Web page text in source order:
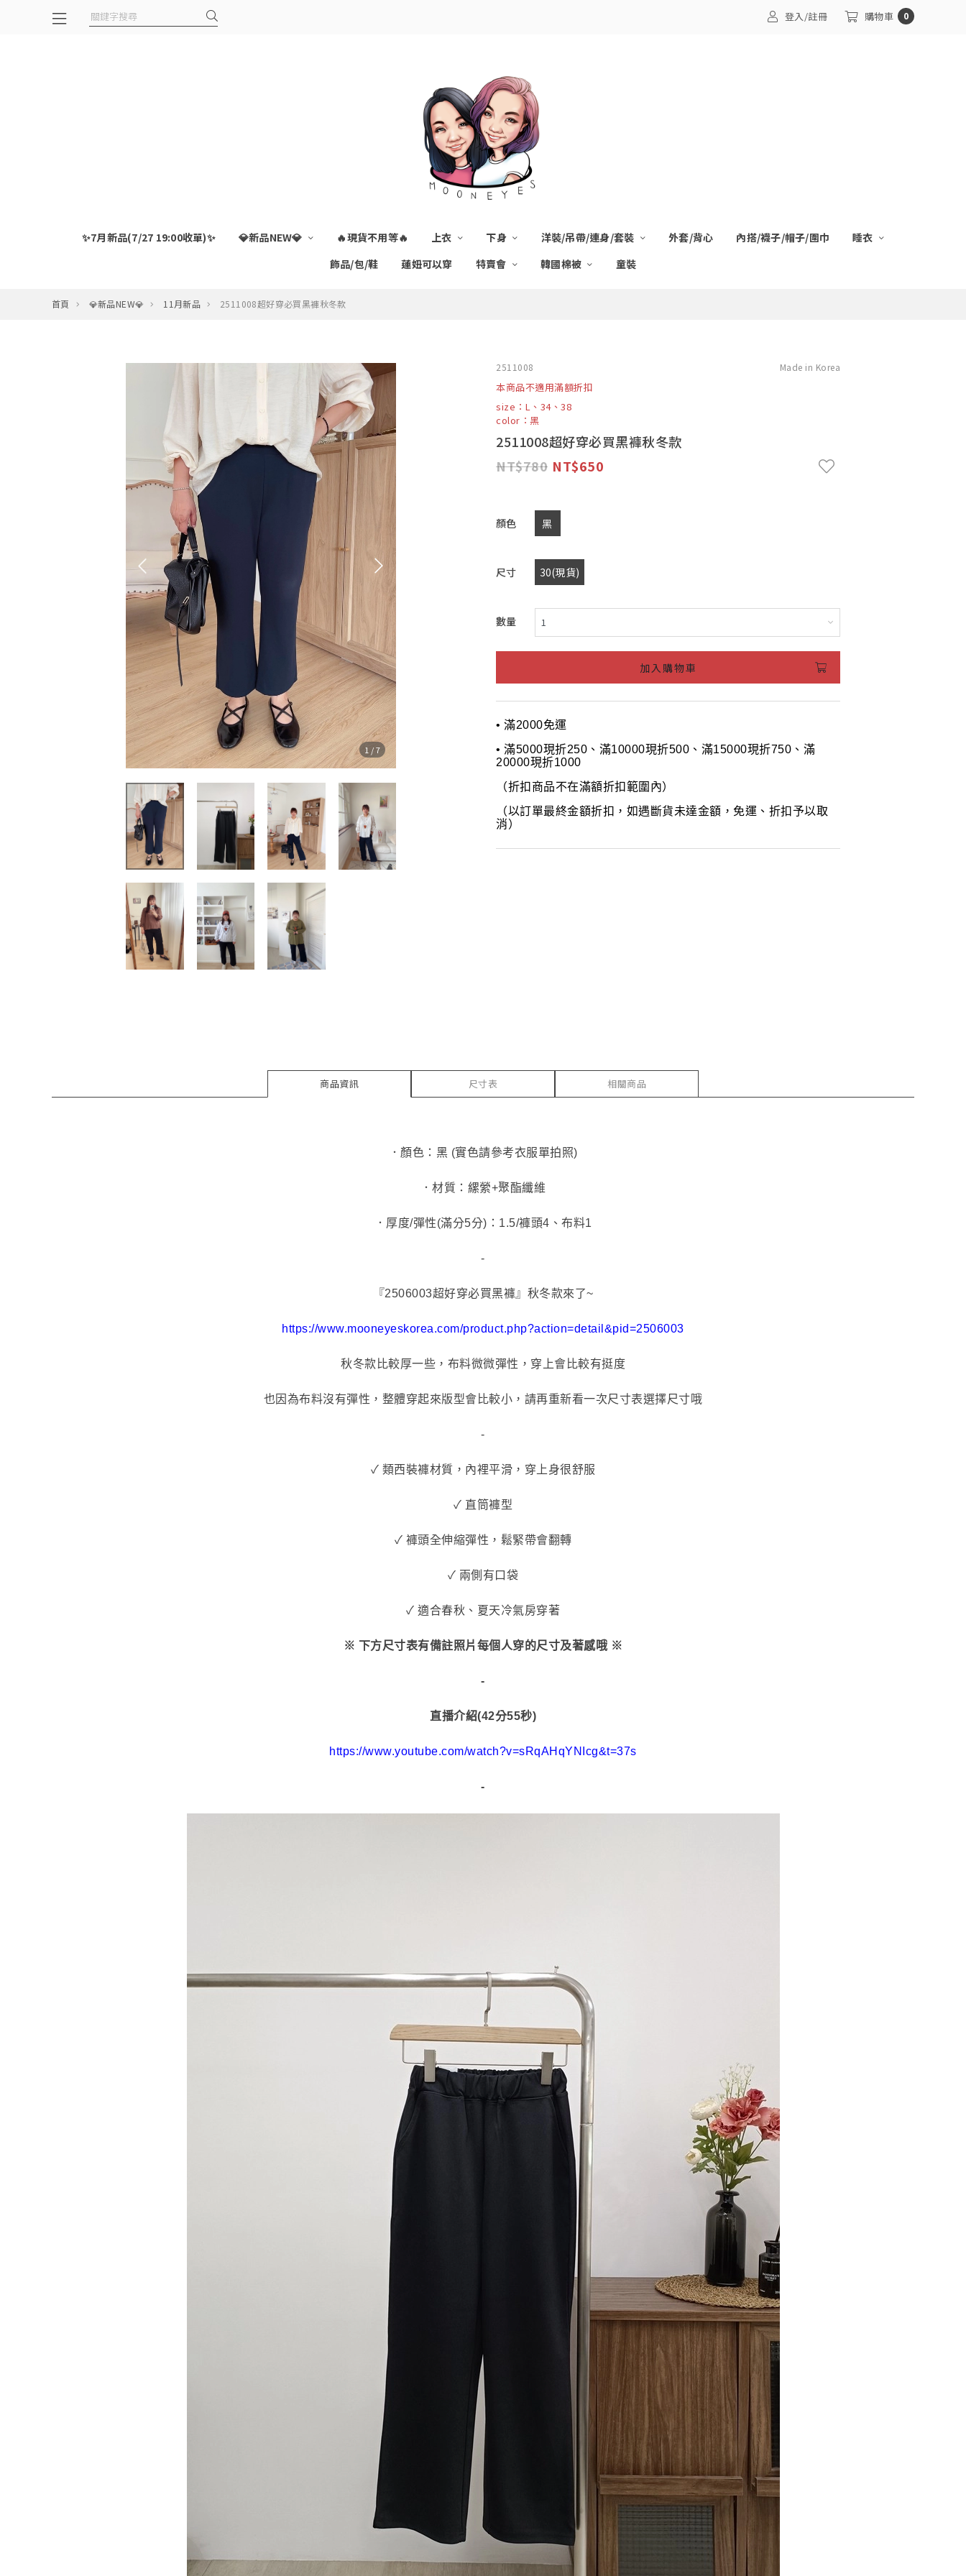
登入/註冊 購物車 0
✨7月新品(7/27 19:00收單)✨ 💎新品NEW💎 🔥現貨不用等🔥 上衣 下身 洋裝/吊帶/連身/套裝 外套/背心 內搭/襪子/帽子/圍巾
睡衣
飾品/包/鞋
蓮妞可以穿 特賣會 韓國棉被 童裝
首頁 💎新品NEW💎 11月新品 2511008超好穿必買黑褲秋冬款
1 /7
2511008 Made in Korea
本商品不適用滿額折扣
size：L、34、38
color：黑
2511008超好穿必買黑褲秋冬款
780
650
顏色 黑
尺寸 30(現貨)
數量
加入購物車
• 滿2000免運
• 滿5000現折250、滿10000現折500、滿15000現折750、滿
20000現折1000
（折扣商品不在滿額折扣範圍內）
（以訂單最終金額折扣，如遇斷貨未達金額，免運、折扣予以取
消）
商品資訊 尺寸表 相關商品
．顏色：黑 (實色請參考衣服單拍照)
．材質：縲縈+聚酯纖維
．厚度/彈性(滿分5分)：1.5/褲頭4、布料1
-
『2506003超好穿必買黑褲』秋冬款來了~
https://www.mooneyeskorea.com/product.php?action=detail&pid=2506003
秋冬款比較厚一些，布料微微彈性，穿上會比較有挺度
也因為布料沒有彈性，整體穿起來版型會比較小，請再重新看一次尺寸表選擇尺寸哦
-
✓ 類西裝褲材質，內裡平滑，穿上身很舒服
✓ 直筒褲型
✓ 褲頭全伸縮彈性，鬆緊帶會翻轉
✓ 兩側有口袋
✓ 適合春秋、夏天冷氣房穿著
※ 下方尺寸表有備註照片每個人穿的尺寸及著感哦 ※
-
直播介紹(42分55秒)
https://www.youtube.com/watch?v=sRqAHqYNIcg&t=37s
-